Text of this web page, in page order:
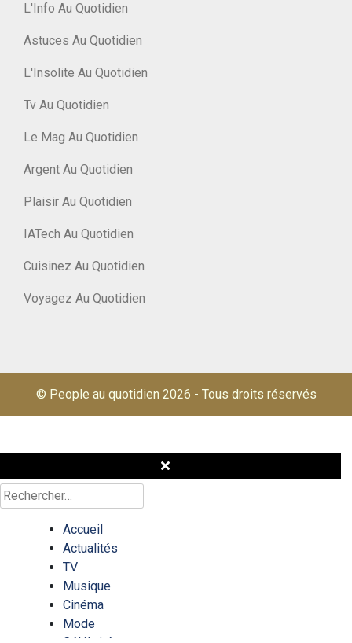
L'Info Au Quotidien
Astuces Au Quotidien
L'Insolite Au Quotidien
Tv Au Quotidien
Le Mag Au Quotidien
Argent Au Quotidien
Plaisir Au Quotidien
IATech Au Quotidien
Cuisinez Au Quotidien
Voyagez Au Quotidien
© People au quotidien 2026 - Tous droits réservés
Rechercher :
Accueil
Actualités
TV
Musique
Cinéma
Mode